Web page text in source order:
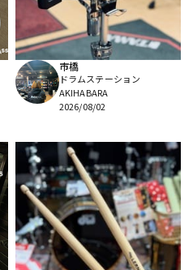
市橋
ドラムステーション
AKIHABARA
2026/08/02